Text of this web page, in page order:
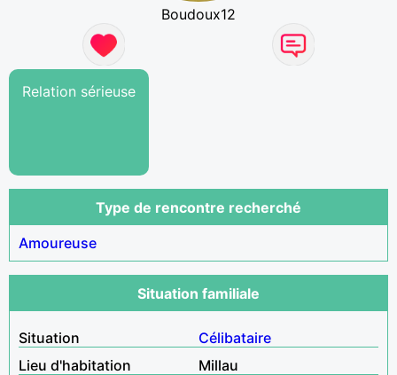
Boudoux12
Relation sérieuse
Type de rencontre recherché
Amoureuse
Situation familiale
Situation
Célibataire
Lieu d'habitation
Millau